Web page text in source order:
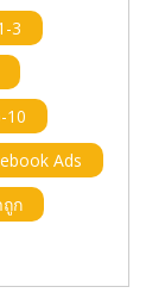
3
10
Ads
ก